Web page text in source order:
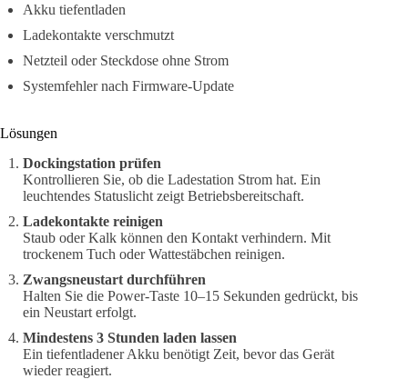
Akku tiefentladen
Ladekontakte verschmutzt
Netzteil oder Steckdose ohne Strom
Systemfehler nach Firmware-Update
Lösungen
Dockingstation prüfen
Kontrollieren Sie, ob die Ladestation Strom hat. Ein
leuchtendes Statuslicht zeigt Betriebsbereitschaft.
Ladekontakte reinigen
Staub oder Kalk können den Kontakt verhindern. Mit
trockenem Tuch oder Wattestäbchen reinigen.
Zwangsneustart durchführen
Halten Sie die Power-Taste 10–15 Sekunden gedrückt, bis
ein Neustart erfolgt.
Mindestens 3 Stunden laden lassen
Ein tiefentladener Akku benötigt Zeit, bevor das Gerät
wieder reagiert.